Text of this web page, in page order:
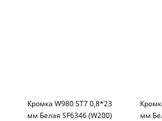
Кромка W980 ST7 0,8*23
мм Белая SF6346 (W200)
мм